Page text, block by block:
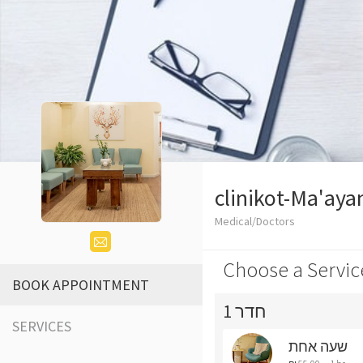
BOOK APPOINTMENT
SERVICES
clinikot-
Medical/Doctors
Choose a
חדר 1
שעה אחת